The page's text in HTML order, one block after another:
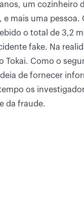
um cozinheiro
mais uma
o total de 3,2
fake. Na
Tokai. Como o
de fornecer
os
da fraude.